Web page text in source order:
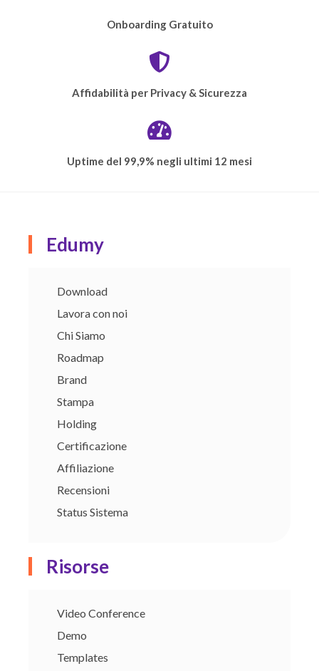
Onboarding Gratuito
Affidabilità per Privacy & Sicurezza
Uptime del 99,9% negli ultimi 12 mesi
Edumy
Download
Lavora con noi
Chi Siamo
Roadmap
Brand
Stampa
Holding
Certificazione
Affiliazione
Recensioni
Status Sistema
Risorse
Video Conference
Demo
Templates